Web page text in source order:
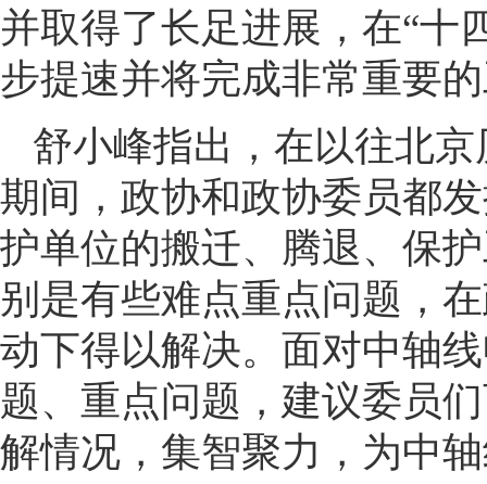
并取得了长足进展，在“十
步提速并将完成非常重要
舒小峰指出，在以往北
期间，政协和政协委员都
护单位的搬迁、腾退、保
别是有些难点重点问题，
动下得以解决。面对中轴
题、重点问题，建议委员
解情况，集智聚力，为中